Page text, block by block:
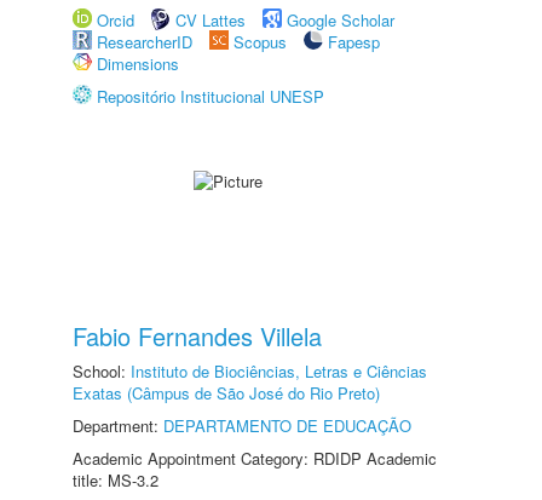
Orcid
CV Lattes
Google Scholar
ResearcherID
Scopus
Fapesp
Dimensions
Repositório Institucional UNESP
Fabio Fernandes Villela
School: Instituto de Biociências, Letras e Ciências
Exatas (Câmpus de São José do Rio Preto)
Department: DEPARTAMENTO DE EDUCAÇÃO
Academic Appointment Category: RDIDP Academic
title: MS-3.2